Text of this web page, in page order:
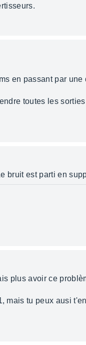
en passant par
toutes les
bruit est parti en
plus avoir ce
mais tu peux ausi